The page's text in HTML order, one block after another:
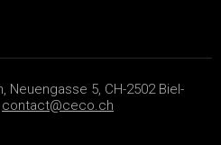
Neuengasse 5, CH-2502 Biel-
contact@ceco.ch